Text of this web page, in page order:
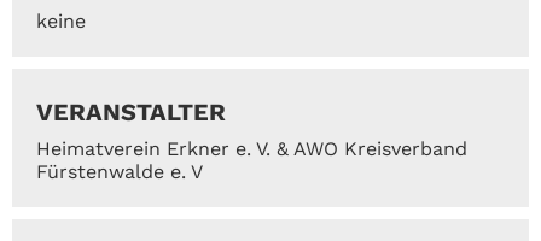
keine
VERANSTALTER
Heimatverein Erkner e. V. & AWO Kreisverband
Fürstenwalde e. V